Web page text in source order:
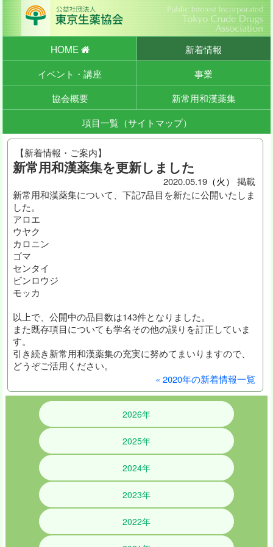
HOME
新着情報
イベント・講座
事業
協会概要
新常用和漢薬集
項目一覧（サイトマップ）
【新着情報・ご案内】
新常用和漢薬集を更新しました
2020.05.19（火）
掲載
新常用和漢薬集について、下記7品目を新たに公開いたしま
した。
アロエ
ウヤク
カロニン
ゴマ
センタイ
ビンロウジ
モッカ
以上で、公開中の品目数は143件となりました。
また既存項目についても学名その他の誤りを訂正していま
す。
引き続き新常用和漢薬集の充実に努めてまいりますので、
どうぞご活用ください。
« 2020年の新着情報一覧
2026年
2025年
2024年
2023年
2022年